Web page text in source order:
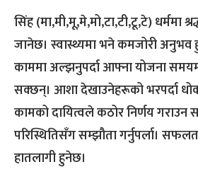
सिंह (मा,मी,मू,मे,मो,टा,टी,टू,टे) धर्ममा
जानेछ। स्वास्थ्यमा भने कमजोरी अनुभव
काममा अल्झनुपर्दा आफ्ना योजना
सक्छन्। आशा देखाउनेहरूको भरपर्दा
कामको दायित्वले कठोर निर्णय गराउन
परिस्थितिसँग सम्झौता गर्नुपर्ला।
हातलागी हुनेछ।